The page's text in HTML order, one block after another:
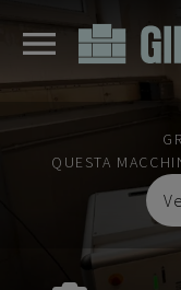
QUESTA